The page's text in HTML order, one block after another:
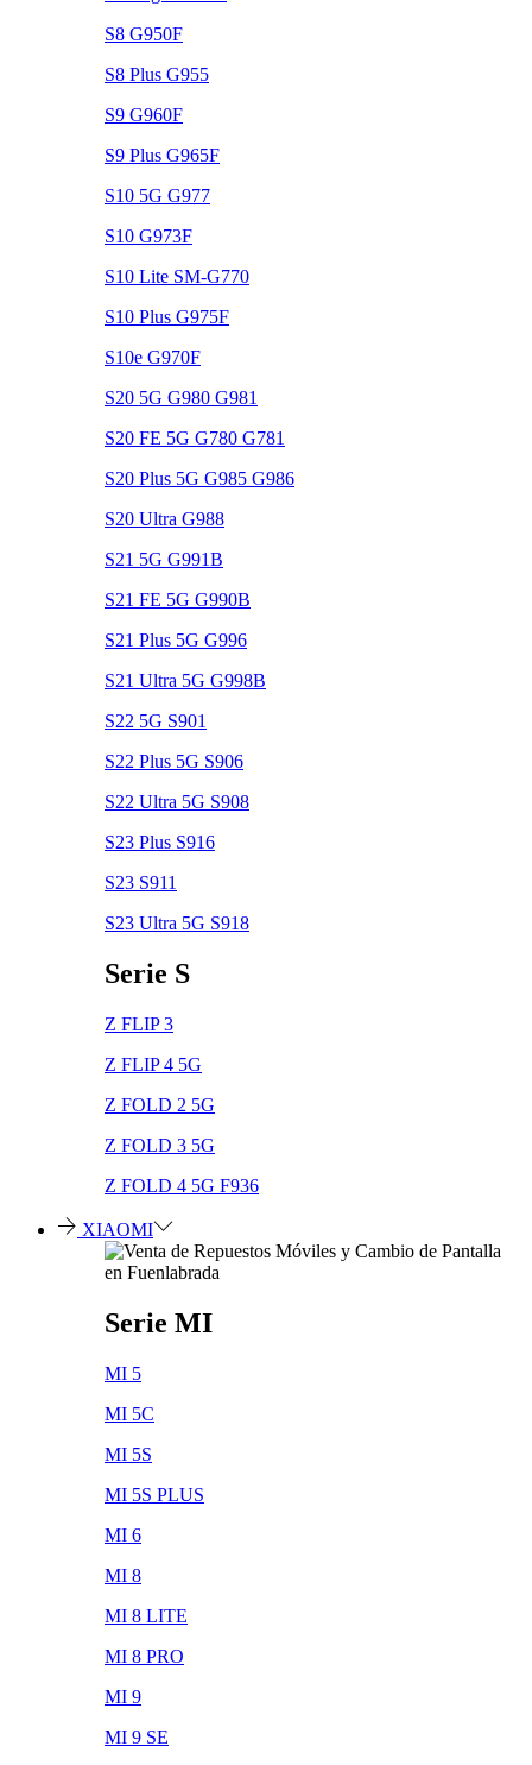
S8 G950F
S8 Plus G955
S9 G960F
S9 Plus G965F
S10 5G G977
S10 G973F
S10 Lite SM-G770
S10 Plus G975F
S10e G970F
S20 5G G980 G981
S20 FE 5G G780 G781
S20 Plus 5G G985 G986
S20 Ultra G988
S21 5G G991B
S21 FE 5G G990B
S21 Plus 5G G996
S21 Ultra 5G G998B
S22 5G S901
S22 Plus 5G S906
S22 Ultra 5G S908
S23 Plus S916
S23 S911
S23 Ultra 5G S918
Serie S
Z FLIP 3
Z FLIP 4 5G
Z FOLD 2 5G
Z FOLD 3 5G
Z FOLD 4 5G F936
XIAOMI
Serie MI
MI 5
MI 5C
MI 5S
MI 5S PLUS
MI 6
MI 8
MI 8 LITE
MI 8 PRO
MI 9
MI 9 SE